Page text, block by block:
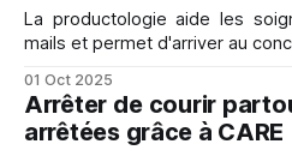
La productologie aide les
mails et permet d'arriver au
01 Oct 2025
Arrêter de courir
arrêtées grâce à CARE